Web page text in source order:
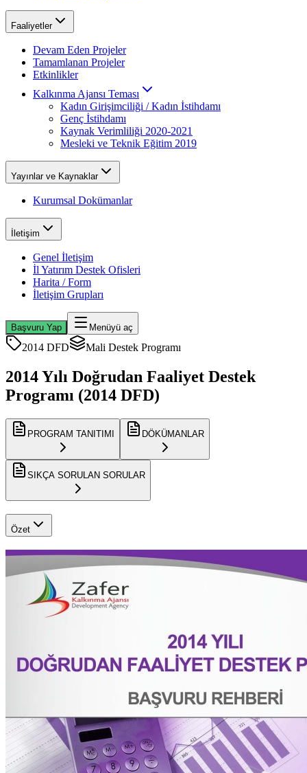
Faaliyetler
Devam Eden Projeler
Tamamlanan Projeler
Etkinlikler
Kalkınma Ajansı Teması
Kadın Girişimciliği / Kadın İstihdamı
Genç İstihdamı
Kaynak Verimliliği 2020-2021
Mesleki ve Teknik Eğitim 2019
Yayınlar ve Kaynaklar
Kurumsal Dokümanlar
İletişim
Genel İletişim
İl Yatırım Destek Ofisleri
Harita / Form
İletişim Grupları
Başvuru Yap Menüyü aç
2014 DFD Mali Destek Programı
2014 Yılı Doğrudan Faaliyet Destek
Programı (2014 DFD)
PROGRAM TANITIMI DÖKÜMANLAR
SIKÇA SORULAN SORULAR
Özet